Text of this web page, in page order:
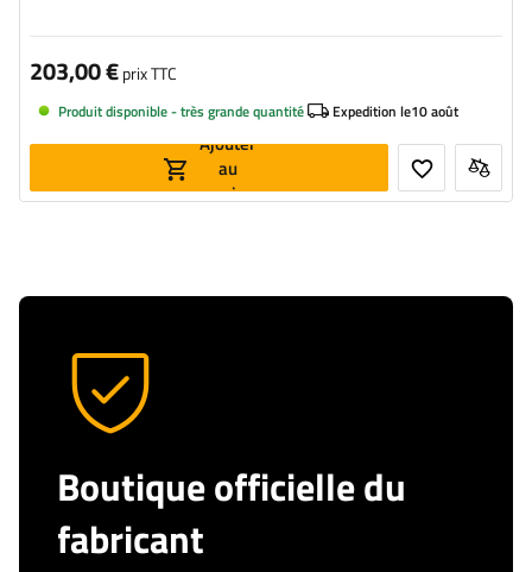
203,00 €prix TTC
Produit disponible - très grande quantité Expedition le10 août
Ajouter
au
panier
Boutique officielle du
fabricant